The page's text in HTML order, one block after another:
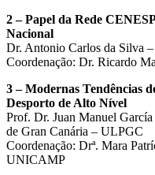
2 – Papel da Rede
Nacional
Dr. Antonio Carlos da Silva
Coordenação: Dr. Ricardo
3 – Modernas Tendências
Desporto de Alto Nível
Prof. Dr. Juan Manuel
de Gran Canária – ULPGC
Coordenação: Drª. Mara
UNICAMP